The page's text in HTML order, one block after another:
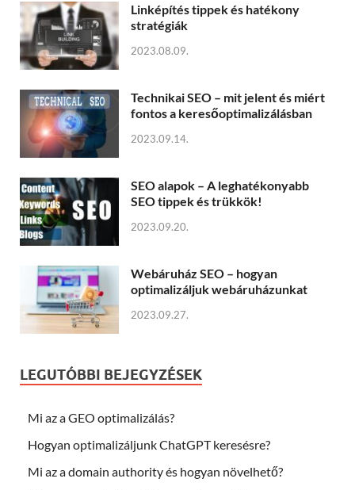
Linképítés tippek és hatékony
stratégiák
2023.08.09.
Technikai SEO – mit jelent és miért
fontos a keresőoptimalizálásban
2023.09.14.
SEO alapok – A leghatékonyabb
SEO tippek és trükkök!
2023.09.20.
Webáruház SEO – hogyan
optimalizáljuk webáruházunkat
2023.09.27.
LEGUTÓBBI BEJEGYZÉSEK
Mi az a GEO optimalizálás?
Hogyan optimalizáljunk ChatGPT keresésre?
Mi az a domain authority és hogyan növelhető?